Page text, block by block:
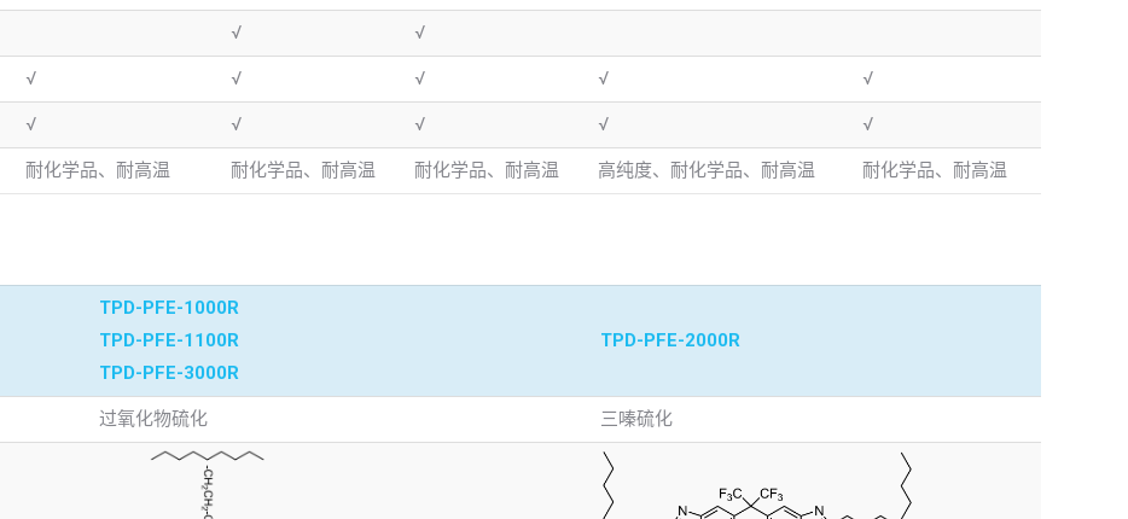
√ √
√ √ √ √ √
√ √ √ √ √
耐化学品、耐高温 耐化学品、耐高温 耐化学品、耐高温 高纯度、耐化学品、耐高温 耐化学品、耐高温
TPD-PFE-1000R
TPD-PFE-1100R
TPD-PFE-3000R
TPD-PFE-2000R
过氧化物硫化 三嗪硫化